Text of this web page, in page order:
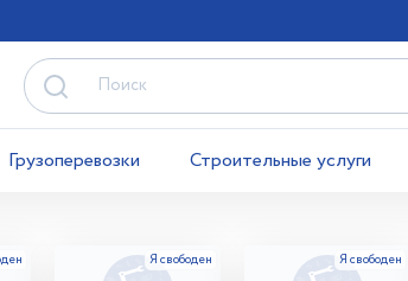
Грузоперевозки Строительные услуги